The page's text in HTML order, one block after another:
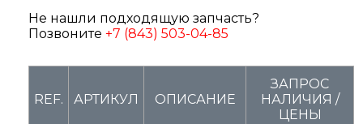
Не нашли подходящую запчасть?
Позвоните +7 (843) 503-04-85
REF. АРТИКУЛ ОПИСАНИЕ
ЗАПРОС
НАЛИЧИЯ /
ЦЕНЫ